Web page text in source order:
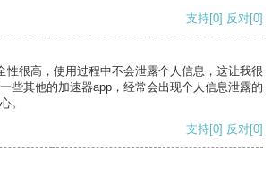
支持[0] 反对[0]
性很高，使用过程中不会泄露个人信息，这让我很
些其他的加速器app，经常会出现个人信息泄露的
。
支持[0] 反对[0]